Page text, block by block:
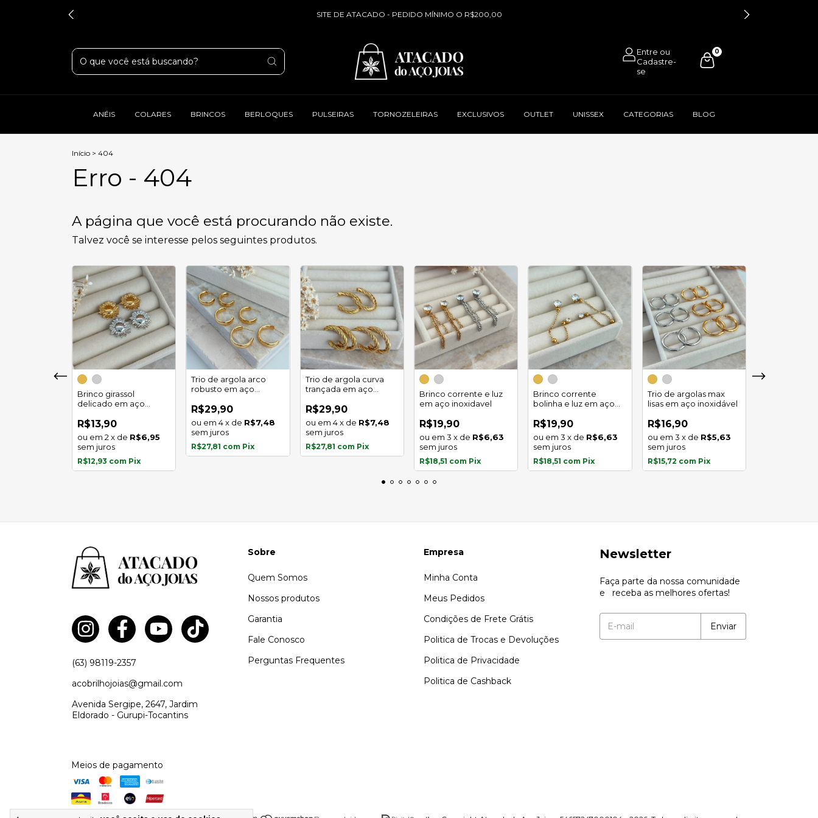
SITE DE ATACADO - PEDIDO MÍNIMO O R$200,00
0
ANÉIS COLARES BRINCOS BERLOQUES PULSEIRAS TORNOZELEIRAS EXCLUSIVOS OUTLET UNISSEX CATEGORIAS BLOG
Início > 404
Erro - 404
A página que você está procurando não existe.
Talvez você se interesse pelos seguintes produtos.
Brinco girassol
delicado em aço
R$13,90
2 x de R$6,95
sem juros
R$12,93 com Pix
Trio de argola arco
robusto em aço
R$29,90
4 x de R$7,48
sem juros
R$27,81 com Pix
Trio de argola curva
trançada em aço
R$29,90
4 x de R$7,48
sem juros
R$27,81 com Pix
Brinco corrente e luz
em aço inoxidavel
R$19,90
3 x de R$6,63
sem juros
R$18,51 com Pix
Brinco corrente
bolinha e luz em aço
R$19,90
3 x de R$6,63
sem juros
R$18,51 com Pix
Trio de argolas max
lisas em aço inoxidável
R$16,90
3 x de R$5,63
sem juros
R$15,72 com Pix
Trio de argola
(63) 98119-2357
acobrilhojoias@gmail.com
Avenida Sergipe, 2647, Jardim
Eldorado - Gurupi-Tocantins
Sobre
Quem Somos
Nossos produtos
Garantia
Fale Conosco
Perguntas Frequentes
Empresa
Minha Conta
Meus Pedidos
Condições de Frete Grátis
Politica de Trocas e Devoluções
Politica de Privacidade
Politica de Cashback
Newsletter
Faça parte da nossa comunidade
e receba as melhores ofertas!
Meios de pagamento